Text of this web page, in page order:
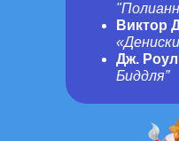
Виктор
Дж.
Биддля”